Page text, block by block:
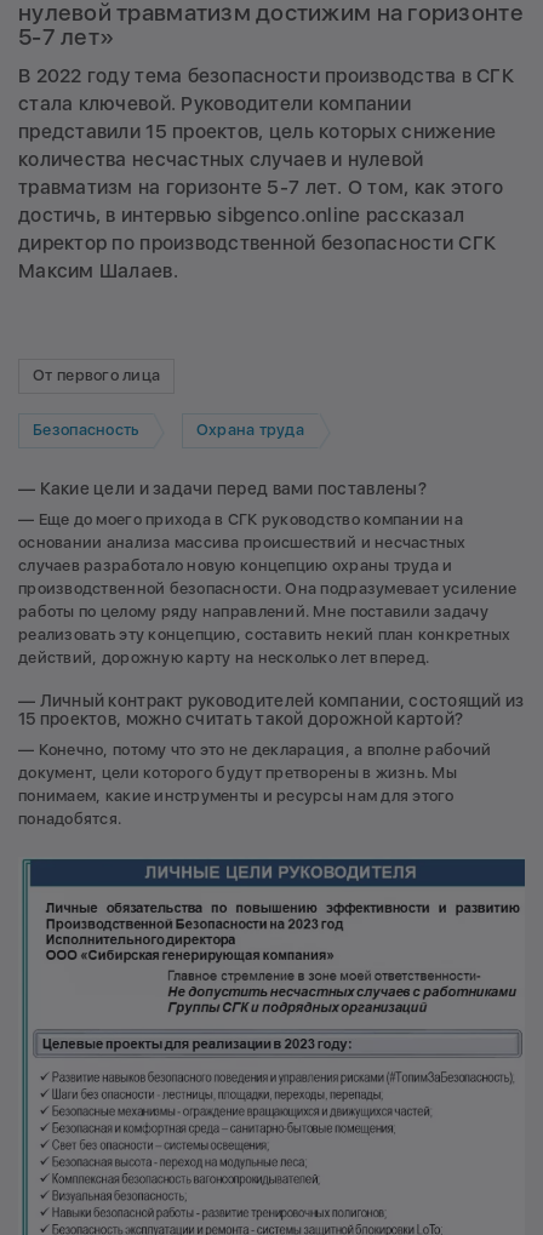
нулевой травматизм достижим на горизонте
5-7 лет»
В 2022 году тема безопасности производства в СГК
стала ключевой. Руководители компании
представили 15 проектов, цель которых снижение
количества несчастных случаев и нулевой
травматизм на горизонте 5-7 лет. О том, как этого
достичь, в интервью sibgenco.online рассказал
директор по производственной безопасности СГК
Максим Шалаев.
От первого лица
Безопасность Охрана труда
— Какие цели и задачи перед вами поставлены?
— Еще до моего прихода в СГК руководство компании на
основании анализа массива происшествий и несчастных
случаев разработало новую концепцию охраны труда и
производственной безопасности. Она подразумевает усиление
работы по целому ряду направлений. Мне поставили задачу
реализовать эту концепцию, составить некий план конкретных
действий, дорожную карту на несколько лет вперед.
— Личный контракт руководителей компании, состоящий из
15 проектов, можно считать такой дорожной картой?
— Конечно, потому что это не декларация, а вполне рабочий
документ, цели которого будут претворены в жизнь. Мы
понимаем, какие инструменты и ресурсы нам для этого
понадобятся.